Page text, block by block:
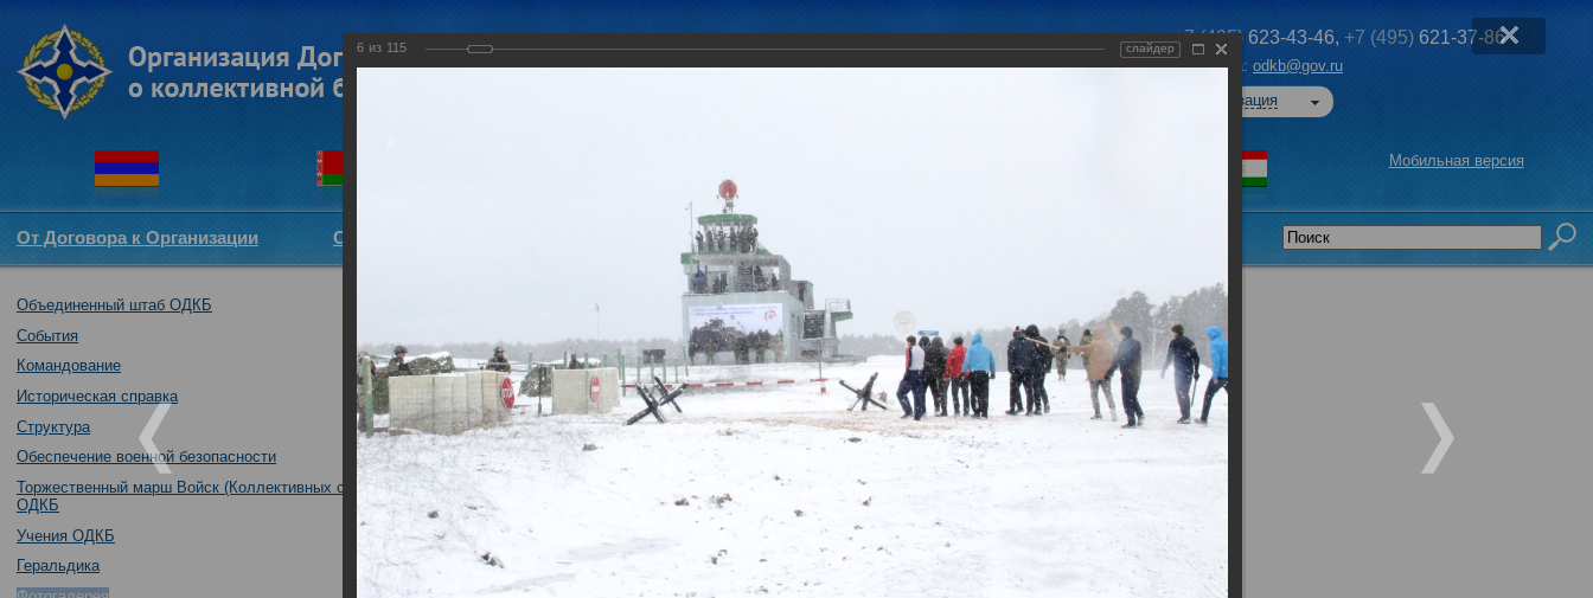
+7 (495) 623-43-46, +7 (495) 621-37-86
Эл. почта: odkb@gov.ru
Авторизация
Мобильная версия
От Договора к Организации Структура ОДКБ Документы
Объединенный штаб ОДКБ
События
Командование
Историческая справка
Структура
Обеспечение военной безопасности
Торжественный марш Войск (Коллективных сил)
ОДКБ
Учения ОДКБ
Геральдика
Тренировка практических действий Коллективных миротворческих сил ОДКБ в ходе учения
30.10.2018
6 из 115 слайдер